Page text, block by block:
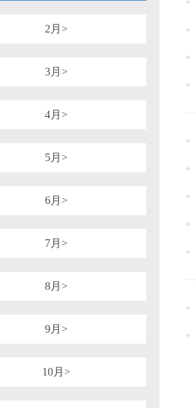
税务强制措施、强制执
可持续披露准则
重点行业税收政策汇编
2月>
3月>
4月>
5月>
6月>
7月>
8月>
9月>
10月>